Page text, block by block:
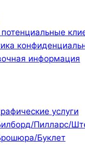
информация
услуги
Пилларс/
Буклет